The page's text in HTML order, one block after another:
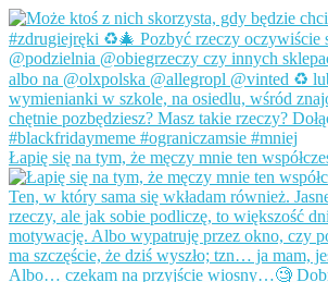
Łapię się na tym, że męczy mnie ten